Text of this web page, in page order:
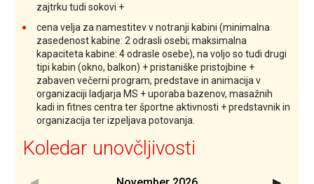
zajtrku tudi sokovi +
cena velja za namestitev v notranji kabini (minimalna
zasedenost kabine: 2 odrasli osebi; maksimalna
kapaciteta kabine: 4 odrasle osebe), na voljo so tudi drugi
tipi kabin (okno, balkon) +pristaniške pristojbine +
zabaven večerni program, predstave in animacija v
organizaciji ladjarja MS +uporaba bazenov, masažnih
kadi in fitnes centra ter športne aktivnosti +predstavnik in
organizacija ter izpeljava potovanja.
Koledar unovčljivosti